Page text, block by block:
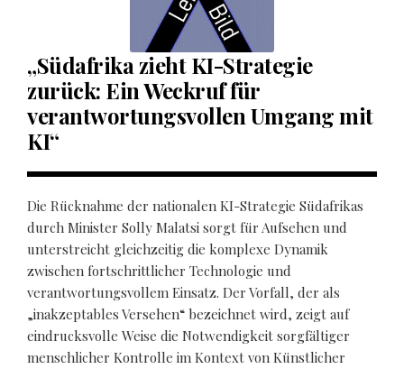
„Südafrika zieht KI-Strategie
zurück: Ein Weckruf für
verantwortungsvollen Umgang mit
KI“
Die Rücknahme der nationalen KI-Strategie Südafrikas
durch Minister Solly Malatsi sorgt für Aufsehen und
unterstreicht gleichzeitig die komplexe Dynamik
zwischen fortschrittlicher Technologie und
verantwortungsvollem Einsatz. Der Vorfall, der als
„inakzeptables Versehen“ bezeichnet wird, zeigt auf
eindrucksvolle Weise die Notwendigkeit sorgfältiger
menschlicher Kontrolle im Kontext von Künstlicher